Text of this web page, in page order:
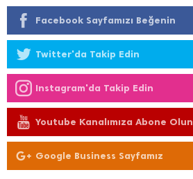
Facebook Sayfamızı Beğenin
Twitter'da Takip Edin
Instagram'da Takip Edin
Youtube Kanalımıza Abone Olun
Google Business Sayfamız